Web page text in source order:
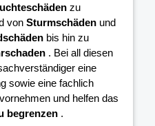
zu
von Sturmschäden und
bis hin zu
. Bei all diesen
eine
sowie eine fachlich
und helfen das
begrenzen .